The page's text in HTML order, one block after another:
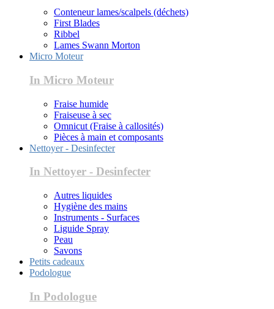
Conteneur lames/scalpels (déchets)
First Blades
Ribbel
Lames Swann Morton
Micro Moteur
In Micro Moteur
Fraise humide
Fraiseuse à sec
Omnicut (Fraise à callosités)
Pièces à main et composants
Nettoyer - Desinfecter
In Nettoyer - Desinfecter
Autres liquides
Hygiène des mains
Instruments - Surfaces
Liguide Spray
Peau
Savons
Petits cadeaux
Podologue
In Podologue